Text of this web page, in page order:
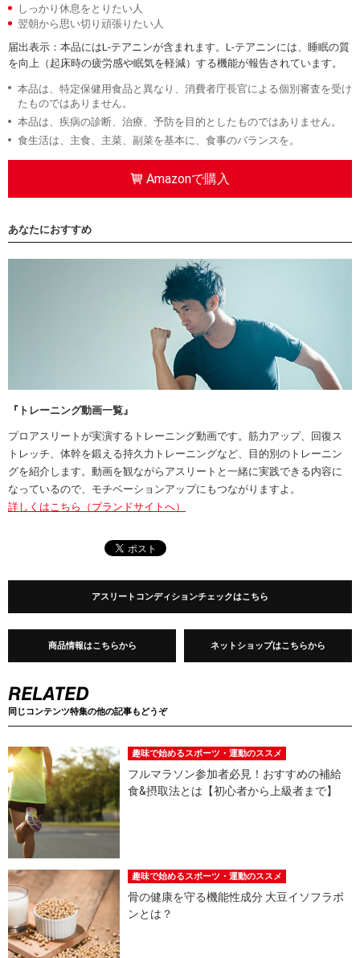
しっかり休息をとりたい人
翌朝から思い切り頑張りたい人
届出表示：本品にはL-テアニンが含まれます。L-テアニンには、睡眠の質
を向上（起床時の疲労感や眠気を軽減）する機能が報告されています。
本品は、特定保健用食品と異なり、消費者庁長官による個別審査を受け
たものではありません。
本品は、疾病の診断、治療、予防を目的としたものではありません。
食生活は、主食、主菜、副菜を基本に、食事のバランスを。
Amazonで購入
あなたにおすすめ
『トレーニング動画一覧』
プロアスリートが実演するトレーニング動画です。筋力アップ、回復ス
トレッチ、体幹を鍛える持久力トレーニングなど、目的別のトレーニン
グを紹介します。動画を観ながらアスリートと一緒に実践できる内容に
なっているので、モチベーションアップにもつながりますよ。
詳しくはこちら（ブランドサイトへ）
アスリートコンディションチェックはこちら
商品情報はこちらから ネットショップはこちらから
同じコンテンツ特集の他の記事もどうぞ
趣味で始めるスポーツ・運動のススメ
フルマラソン参加者必見！おすすめの補給
食&摂取法とは【初心者から上級者まで】
趣味で始めるスポーツ・運動のススメ
骨の健康を守る機能性成分 大豆イソフラボ
ンとは？